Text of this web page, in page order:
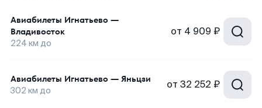
Авиабилеты Игнатьево —
Владивосток
224 км до
от 4 909 ₽
Авиабилеты Игнатьево — Яньцзи
302 км до от 32 252 ₽